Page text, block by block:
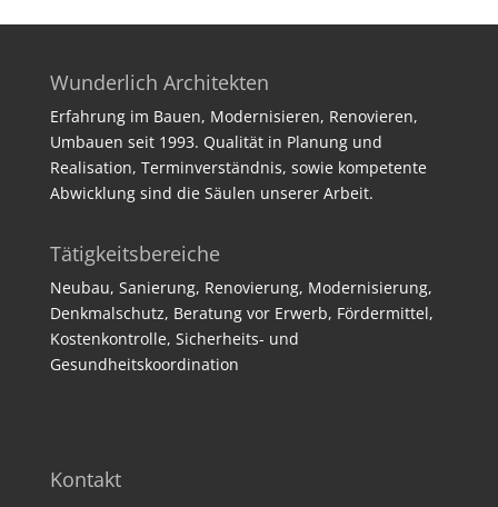
Wunderlich Architekten
Erfahrung im Bauen, Modernisieren, Renovieren,
Umbauen seit 1993. Qualität in Planung und
Realisation, Terminverständnis, sowie kompetente
Abwicklung sind die Säulen unserer Arbeit.
Tätigkeitsbereiche
Neubau, Sanierung, Renovierung, Modernisierung,
Denkmalschutz, Beratung vor Erwerb, Fördermittel,
Kostenkontrolle, Sicherheits- und
Gesundheitskoordination
Kontakt